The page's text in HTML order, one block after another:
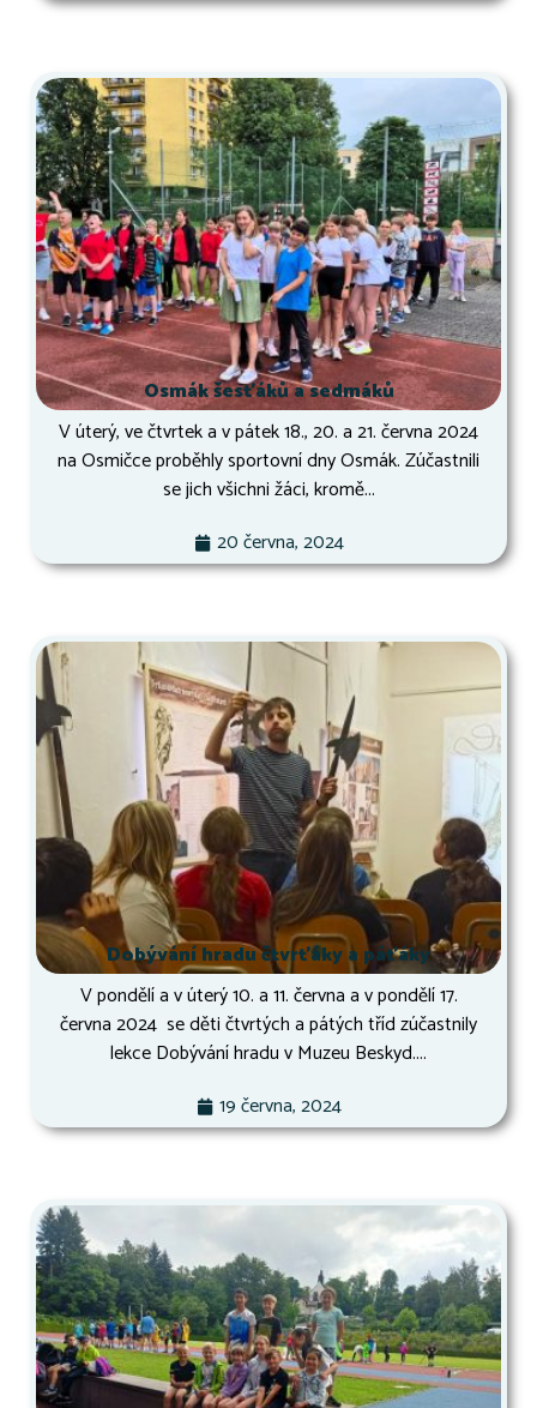
Osmák šesťáků a sedmáků
V úterý, ve čtvrtek a v pátek 18., 20. a 21. června 2024
na Osmičce proběhly sportovní dny Osmák. Zúčastnili
se jich všichni žáci, kromě...
20 června, 2024
Dobývání hradu čtvrťáky a páťáky
V pondělí a v úterý 10. a 11. června a v pondělí 17.
června 2024 se děti čtvrtých a pátých tříd zúčastnily
lekce Dobývání hradu v Muzeu Beskyd....
19 června, 2024